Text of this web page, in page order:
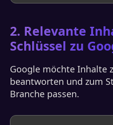
2. Relevante
Schlüssel zu
Google möchte Inhalte
beantworten und zum
Branche passen.